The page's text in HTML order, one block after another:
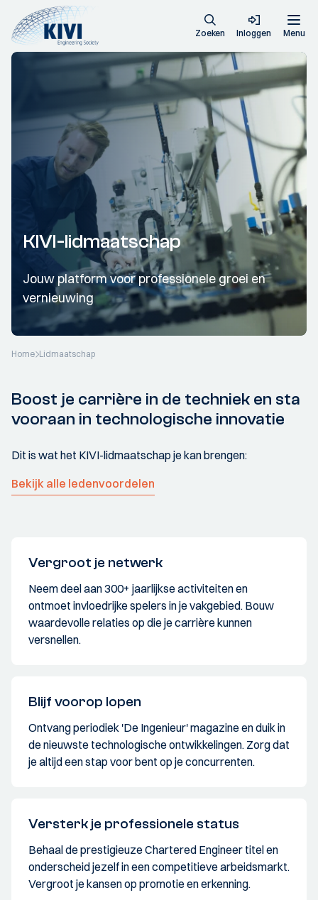
Zoeken Inloggen Menu
Home Lidmaatschap
KIVI-lidmaatschap
Jouw platform voor professionele groei en
vernieuwing
Boost je carrière in de techniek en sta
vooraan in technologische innovatie
Dit is wat het KIVI-lidmaatschap je kan brengen:
Bekijk alle ledenvoordelen
Vergroot je netwerk
Neem deel aan 300+ jaarlijkse activiteiten en
ontmoet invloedrijke spelers in je vakgebied. Bouw
waardevolle relaties op die je carrière kunnen
versnellen.
Blijf voorop lopen
Ontvang periodiek 'De Ingenieur' magazine en duik in
de nieuwste technologische ontwikkelingen. Zorg dat
je altijd een stap voor bent op je concurrenten.
Versterk je professionele status
Behaal de prestigieuze Chartered Engineer titel en
onderscheid jezelf in een competitieve arbeidsmarkt.
Vergroot je kansen op promotie en erkenning.